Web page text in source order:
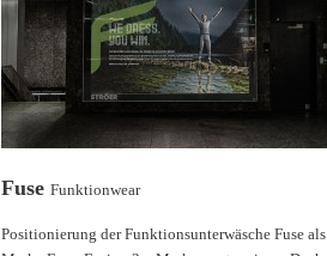
Fuse Funktionwear
Positionierung der Funktionsunterwäsche Fuse